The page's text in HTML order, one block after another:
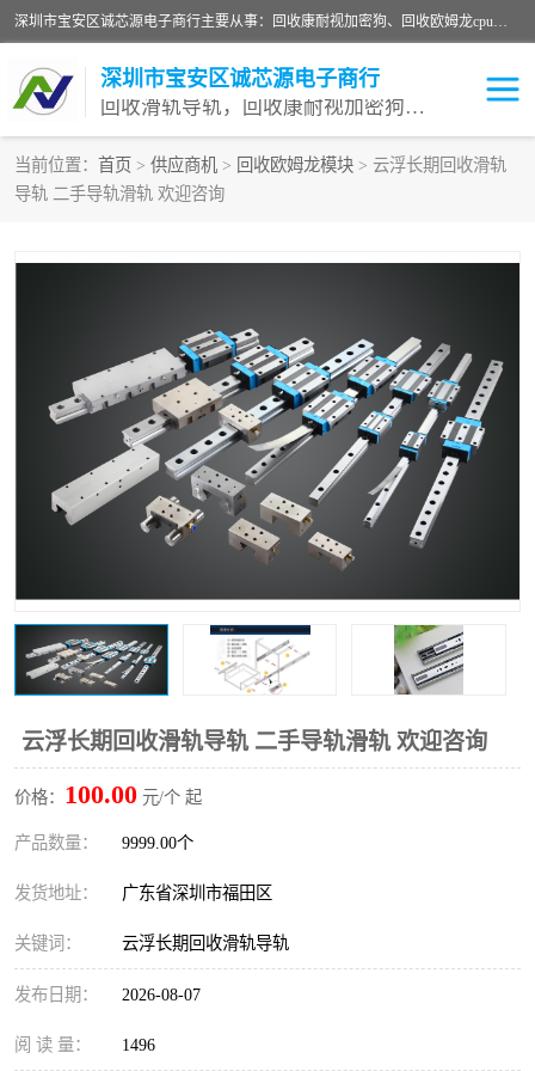
深圳市宝安区诚芯源电子商行主要从事：回收康耐视加密狗、回收欧姆龙cpu、回收欧姆龙模块等 一站式收购,能迅速便捷为客户消化库存、减少仓储、回笼资金，我们交易灵活方便，现金支付，价格优势合理，在业务方面赢得广大客户的一致好评 热情欢迎有库存需要处理的客户 请尽快联系我们
深圳市宝安区诚芯源电子商行
回收滑轨导轨，回收康耐视加密狗，回收欧姆龙PLC
当前位置： 首页 > 供应商机 > 回收欧姆龙模块 > 云浮长期回收滑轨
导轨 二手导轨滑轨 欢迎咨询
云浮长期回收滑轨导轨 二手导轨滑轨 欢迎咨询
价格： 100.00 元/个 起
产品数量： 9999.00个
发货地址： 广东省深圳市福田区
关键词： 云浮长期回收滑轨导轨
发布日期： 2026-08-07
阅 读 量： 1496
回收欧姆龙模块
回收欧姆龙cpu